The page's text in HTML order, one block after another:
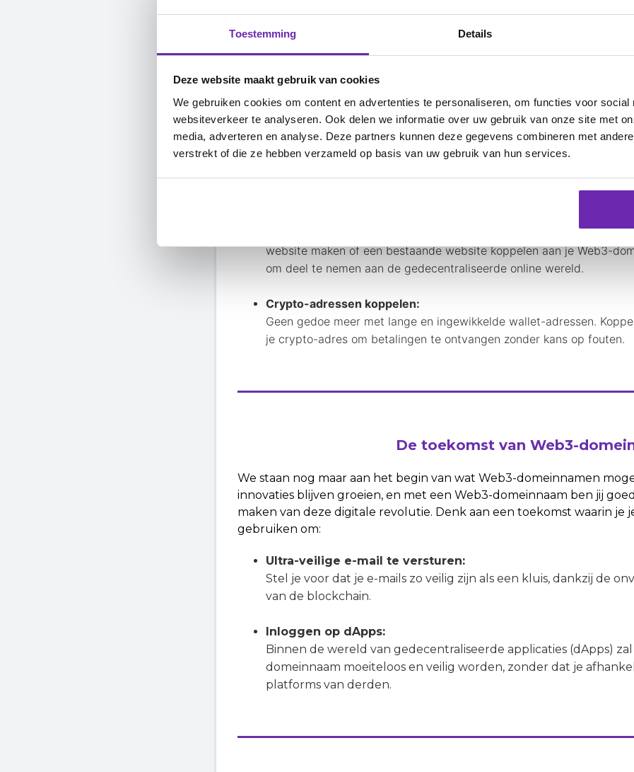
Toestemming Details
Deze website maakt gebruik van cookies
We gebruiken cookies om content en advertenties te personaliseren, om functies voor social
websiteverkeer te analyseren. Ook delen we informatie over uw gebruik van onze site met
media, adverteren en analyse. Deze partners kunnen deze gegevens combineren met
verstrekt of die ze hebben verzameld op basis van uw gebruik van hun services.
Je kunt bij Mijndomein, als eerste webhosting-provider van
en in gebruik nemen op een van de volgende manieren.
Profielpagina opzetten:
Bij Mijndomein kun je met je Web3-domeinnaam je eigen
het Web3. Op deze pagina kun je meer over jezelf vertellen en
adressen delen.
Wil je een eigen website opzetten binnen de Web3-omgeving? Bij
website maken of een bestaande website koppelen aan je Web3-
om deel te nemen aan de gedecentraliseerde online wereld.
Crypto-adressen koppelen:
Geen gedoe meer met lange en ingewikkelde wallet-adressen.
je crypto-adres om betalingen te ontvangen zonder kans op fouten.
De toekomst van Web3-
We staan nog maar aan het begin van wat Web3-domeinnamen
innovaties blijven groeien, en met een Web3-domeinnaam ben jij
maken van deze digitale revolutie. Denk aan een toekomst waarin je
gebruiken om:
Ultra-veilige e-mail te versturen:
Stel je voor dat je e-mails zo veilig zijn als een kluis, dankzij de
van de blockchain.
Inloggen op dApps:
Binnen de wereld van gedecentraliseerde applicaties (dApps)
domeinnaam moeiteloos en veilig worden, zonder dat je
platforms van derden.